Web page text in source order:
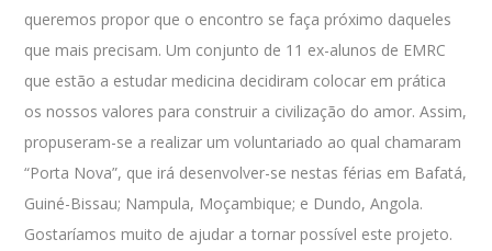
queremos propor que o encontro se faça próximo daqueles
que mais precisam. Um conjunto de 11 ex-alunos de EMRC
que estão a estudar medicina decidiram colocar em prática
os nossos valores para construir a civilização do amor. Assim,
propuseram-se a realizar um voluntariado ao qual chamaram
“Porta Nova”, que irá desenvolver-se nestas férias em Bafatá,
Guiné-Bissau; Nampula, Moçambique; e Dundo, Angola.
Gostaríamos muito de ajudar a tornar possível este projeto.